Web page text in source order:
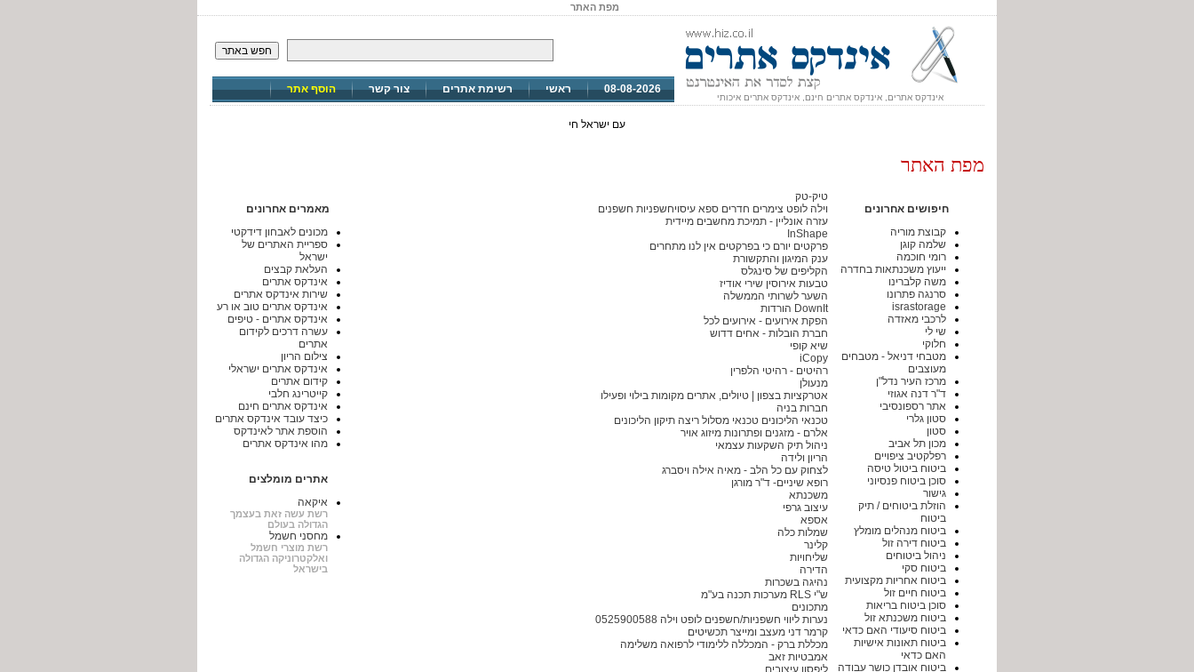
מפת האתר
אינדקס אתרים, אינדקס אתרים חינם, אינדקס אתרים איכותי
חפש באתר
08-08-2026 ראשי רשימת אתרים צור קשר הוסף אתר
עם ישראל חי
מפת האתר
חיפושים אחרונים
קבוצת מוריה
שלמה קוגן
רומי חוכמה
ייעוץ משכנתאות בחדרה
משה קלברינו
סרנגה פתרונו
israstorage
לרכבי מאזדה
שי לי
חלוקי
מטבחי דניאל - מטבחים
מעוצבים
מרכז העיר נדל"ן
ד"ר דנה אגוזי
אתר רספונסיבי
סטון גלרי
סטון
מכון תל אביב
רפלקטיב ציפויים
ביטוח ביטול טיסה
סוכן ביטוח פנסיוני
גישור
הוזלת ביטוחים / תיק
ביטוח
ביטוח מנהלים מומלץ
ביטוח דירה זול
ניהול ביטוחים
ביטוח סקי
ביטוח אחריות מקצועית
ביטוח חיים זול
סוכן ביטוח בריאות
ביטוח משכנתא זול
ביטוח סיעודי האם כדאי
ביטוח תאונות אישיות
האם כדאי
ביטוח אובדן כושר עבודה
טיק-טק
וילה לופט צימרים חדרים ספא עיסויחשפניות חשפנים
עזרה אונליין - תמיכת מחשבים מיידית
InShape
פרקטים יורם כי בפרקטים אין לנו מתחרים
ענק המיגון והתקשורת
הקליפים של סינגלס
טבעות אירוסין שירי אודיז
השער לשרותי הממשלה
DownIt הורדות
הפקת אירועים - אירועים לכל
חברת הובלות - אחים דדוש
שיא קופי
iCopy
רהיטים - רהיטי הלפרין
מנעולן
אטרקציות בצפון | טיולים, אתרים מקומות בילוי ופעילו
חברות בניה
טכנאי הליכונים טכנאי מסלול ריצה תיקון הליכונים
אלרם - מזגנים ופתרונות מיזוג אויר
ניהול תיק השקעות עצמאי
הריון ולידה
לצחוק עם כל הלב - מאיה אילה ויסברג
רופא שיניים- ד"ר מורגן
משכנתא
עיצוב גרפי
אספא
שמלות כלה
קלינר
שליחויות
הדירה
נהיגה בשכרות
ש"י RLS מערכות תכנה בע"מ
מתכונים
נערות ליווי חשפניות/חשפנים לופט וילה 0525900588
קרמר דני מעצב ומייצר תכשיטים
מכללת ברק - המכללה ללימודי לרפואה משלימה
אמבטיות זאב
ליפסון עיצובים
מאמרים אחרונים
מכונים לאבחון דידקטי
ספריית האתרים של
ישראל
העלאת קבצים
אינדקס אתרים
שירות אינדקס אתרים
אינדקס אתרים טוב או רע
אינדקס אתרים - טיפים
עשרה דרכים לקידום
אתרים
צילום הריון
אינדקס אתרים ישראלי
קידום אתרים
קייטרינג חלבי
אינדקס אתרים חינם
כיצד עובד אינדקס אתרים
הוספת אתר לאינדקס
מהו אינדקס אתרים
אתרים מומלצים
איקאה
רשת עשה זאת בעצמך
הגדולה בעולם
מחסני חשמל
רשת מוצרי חשמל
ואלקטרוניקה הגדולה
בישראל